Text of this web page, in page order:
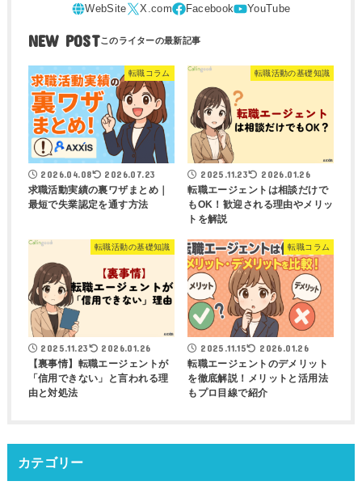
NEW POST
転職コラム
2026.04.08 2026.07.23
求職活動実績の裏ワザまとめ｜
最短で失業認定を通す方法
転職活動の基礎知識
2025.11.23 2026.01.26
転職エージェントは相談だけで
もOK！歓迎される理由やメリッ
トを解説
転職活動の基礎知識
2025.11.23 2026.01.26
【裏事情】転職エージェントが
「信用できない」と言われる理
由と対処法
転職コラム
2025.11.15 2026.01.26
転職エージェントのデメリット
を徹底解説！メリットと活用法
もプロ目線で紹介
カテゴリー